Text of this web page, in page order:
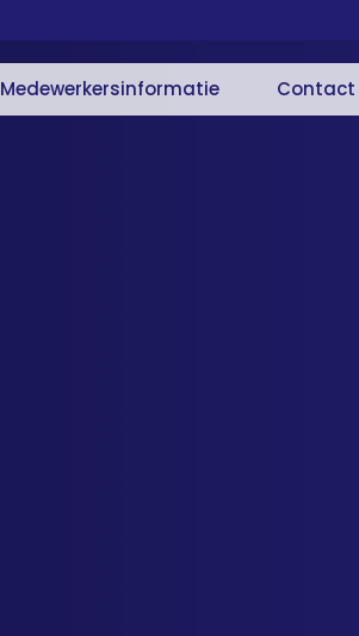
Medewerkersinformatie Contact